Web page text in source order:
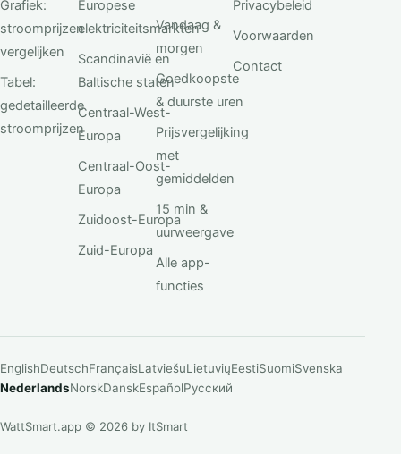
Grafiek:
stroomprijzen
vergelijken
Tabel:
gedetailleerde
stroomprijzen
Europese
elektriciteitsmarkten
Scandinavië en
Baltische staten
Centraal-West-
Europa
Centraal-Oost-
Europa
Zuidoost-Europa
Zuid-Europa
Vandaag &
morgen
Goedkoopste
& duurste uren
Prijsvergelijking
met
gemiddelden
15 min &
uurweergave
Alle app-
functies
Privacybeleid
Voorwaarden
Contact
EnglishDeutschFrançaisLatviešuLietuviųEestiSuomiSvenska
NederlandsNorskDanskEspañolРусский
WattSmart.app © 2026 by ItSmart